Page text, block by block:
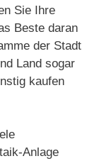
Sie Ihre
Beste daran
der Stadt
Land sogar
kaufen
Anlage